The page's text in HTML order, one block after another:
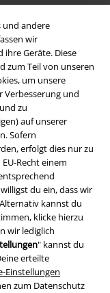
und andere
wir
Geräte. Diese
zum Teil von unseren
um unsere
Verbesserung und
zu
auf unserer
Sofern
erfolgt dies nur zu
Recht einem
willigst du ein, dass wir
kannst du
klicke hierzu
wir lediglich
" kannst du
erteilte
Einstellungen
zum Datenschutz